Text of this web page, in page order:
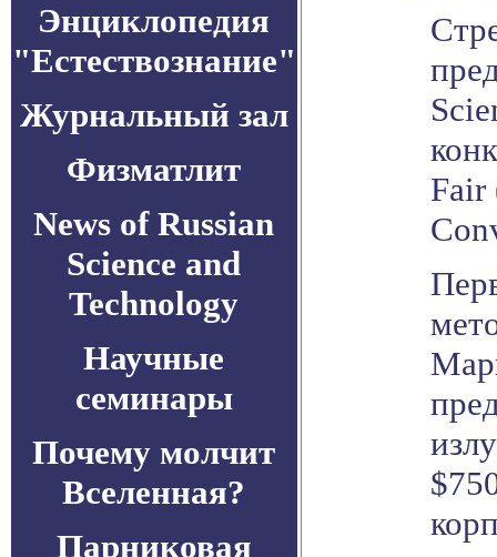
Энциклопедия
"Естествознание"
Журнальный зал
Физматлит
News of Russian
Science and
Technology
Научные
семинары
Почему молчит
Вселенная?
Парниковая
Fair